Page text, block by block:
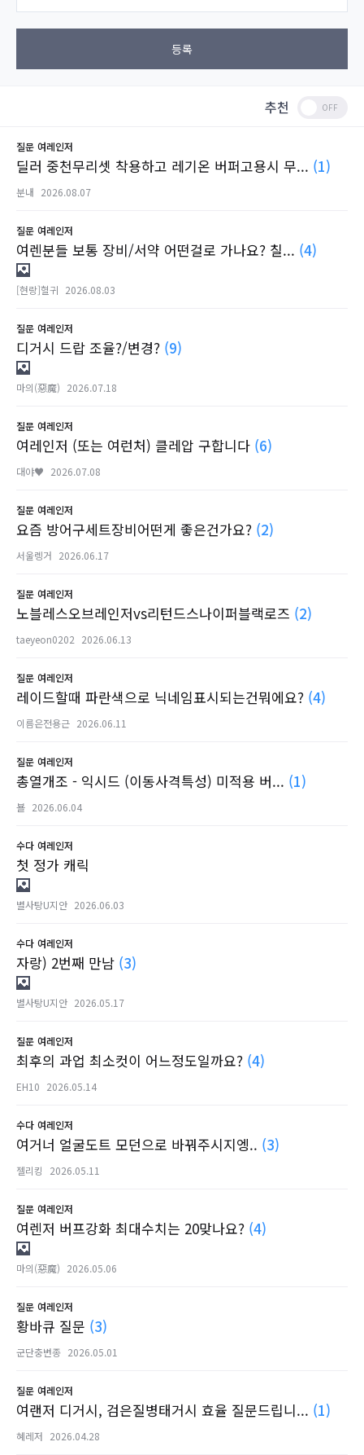
등록
추천
질문 여레인저
딜러 중천무리셋 착용하고 레기온 버퍼고용시 무... (1)
분내 2026.08.07
질문 여레인저
여렌분들 보통 장비/서약 어떤걸로 가나요? 칠... (4)
[현랑]혈귀 2026.08.03
질문 여레인저
디거시 드랍 조율?/변경? (9)
마의(惡魔) 2026.07.18
질문 여레인저
여레인저 (또는 여런처) 클레압 구합니다 (6)
대야♥ 2026.07.08
질문 여레인저
요즘 방어구세트장비어떤게 좋은건가요? (2)
서울렝거 2026.06.17
질문 여레인저
노블레스오브레인저vs리턴드스나이퍼블랙로즈 (2)
taeyeon0202 2026.06.13
질문 여레인저
레이드할때 파란색으로 닉네임표시되는건뭐에요? (4)
이름은전용근 2026.06.11
질문 여레인저
총열개조 - 익시드 (이동사격특성) 미적용 버... (1)
뵬 2026.06.04
수다 여레인저
첫 정가 캐릭
별사탕U지안 2026.06.03
수다 여레인저
자랑) 2번째 만남 (3)
별사탕U지안 2026.05.17
질문 여레인저
최후의 과업 최소컷이 어느정도일까요? (4)
EH10 2026.05.14
수다 여레인저
여거너 얼굴도트 모던으로 바꿔주시지엥.. (3)
젤리킹 2026.05.11
질문 여레인저
여렌저 버프강화 최대수치는 20맞나요? (4)
마의(惡魔) 2026.05.06
질문 여레인저
황바큐 질문 (3)
군단충변종 2026.05.01
질문 여레인저
여랜저 디거시, 검은질병태거시 효율 질문드립니... (1)
혜레저 2026.04.28